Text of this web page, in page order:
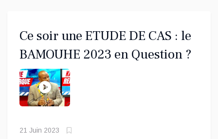
Ce soir une ETUDE DE CAS : le
BAMOUHE 2023 en Question ?
21 Juin 2023